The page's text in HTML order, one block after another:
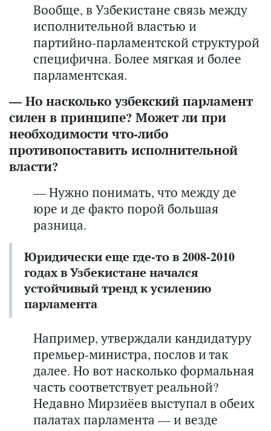
Вообще, в Узбекистане связь между
исполнительной властью и
партийно-парламентской структурой
специфична. Более мягкая и более
парламентская.
— Но насколько узбекский парламент
силен в принципе? Может ли при
необходимости что-либо
противопоставить исполнительной
власти?
— Нужно понимать, что между де
юре и де факто порой большая
разница.
Юридически еще где-то в 2008-2010
годах в Узбекистане начался
устойчивый тренд к усилению
парламента
Например, утверждали кандидатуру
премьер-министра, послов и так
далее. Но вот насколько формальная
часть соответствует реальной?
Недавно Мирзиёев выступал в обеих
палатах парламента — и везде